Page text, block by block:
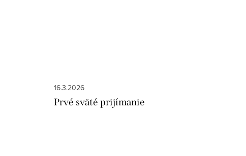
Prvé sväté prijímanie
16.3.2026